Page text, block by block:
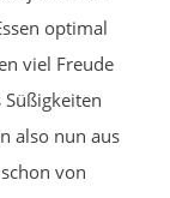
optimal
viel Freude
also nun aus
von